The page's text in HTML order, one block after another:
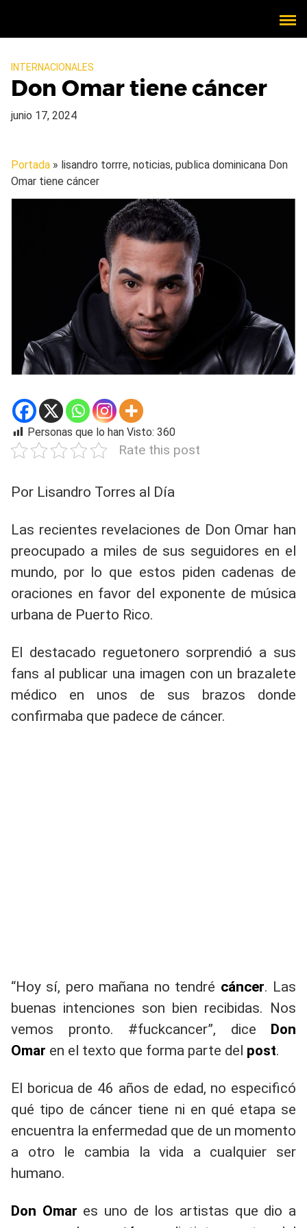
INTERNACIONALES
Don Omar tiene cáncer
junio 17, 2024
Portada » lisandro torrre, noticias, publica dominicana Don
Omar tiene cáncer
Personas que lo han Visto: 360
Rate this post
Por Lisandro Torres al Día
Las recientes revelaciones de Don Omar han
preocupado a miles de sus seguidores en el
mundo, por lo que estos piden cadenas de
oraciones en favor del exponente de música
urbana de Puerto Rico.
El destacado reguetonero sorprendió a sus
fans al publicar una imagen con un brazalete
médico en unos de sus brazos donde
confirmaba que padece de cáncer.
“Hoy sí, pero mañana no tendré cáncer. Las
buenas intenciones son bien recibidas. Nos
vemos pronto. #fuckcancer”, dice Don
Omar en el texto que forma parte del post.
El boricua de 46 años de edad, no especificó
qué tipo de cáncer tiene ni en qué etapa se
encuentra la enfermedad que de un momento
a otro le cambia la vida a cualquier ser
humano.
Don Omar es uno de los artistas que dio a